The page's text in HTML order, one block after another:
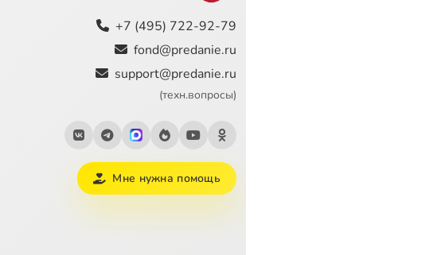
Сейчас
+7 (495) 722-92-79
fond@predanie.ru
support@predanie.ru
(техн.вопросы)
Мне нужна помощь